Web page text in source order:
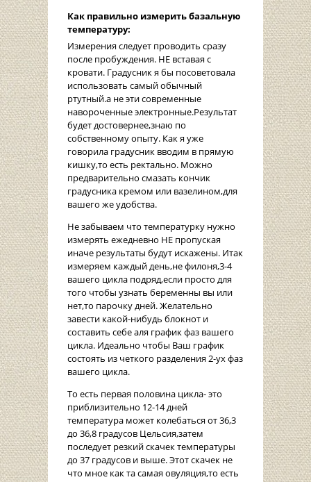
Как правильно измерить базальную
температуру:
Измерения следует проводить сразу
после пробуждения. НЕ вставая с
кровати. Градусник я бы посоветовала
использовать самый обычный
ртутный.а не эти современные
навороченные электронные.Результат
будет достовернее,знаю по
собственному опыту. Как я уже
говорила градусник вводим в прямую
кишку,то есть ректально. Можно
предварительно смазать кончик
градусника кремом или вазелином,для
вашего же удобства.
Не забываем что температурку нужно
измерять ежедневно НЕ пропуская
иначе результаты будут искажены. Итак
измеряем каждый день,не филоня,3-4
вашего цикла подряд,если просто для
того чтобы узнать беременны вы или
нет,то парочку дней. Желательно
завести какой-нибудь блокнот и
составить себе аля график фаз вашего
цикла. Идеально чтобы Ваш график
состоять из четкого разделения 2-ух фаз
вашего цикла.
То есть первая половина цикла- это
приблизительно 12-14 дней
температура может колебаться от 36,3
до 36,8 градусов Цельсия,затем
последует резкий скачек температуры
до 37 градусов и выше. Этот скачек не
что мное как та самая овуляция,то есть